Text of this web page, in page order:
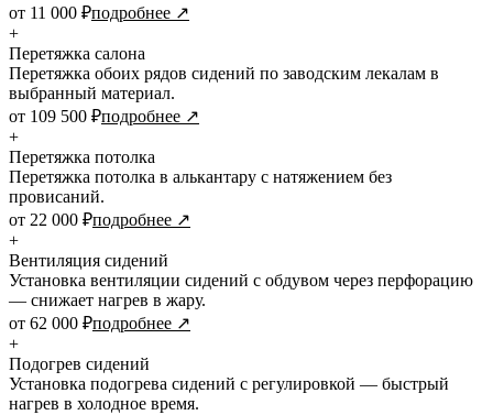
от 11 000 ₽подробнее ↗
+
Перетяжка салона
Перетяжка обоих рядов сидений по заводским лекалам в
выбранный материал.
от 109 500 ₽подробнее ↗
+
Перетяжка потолка
Перетяжка потолка в алькантару с натяжением без
провисаний.
от 22 000 ₽подробнее ↗
+
Вентиляция сидений
Установка вентиляции сидений с обдувом через перфорацию
— снижает нагрев в жару.
от 62 000 ₽подробнее ↗
+
Подогрев сидений
Установка подогрева сидений с регулировкой — быстрый
нагрев в холодное время.